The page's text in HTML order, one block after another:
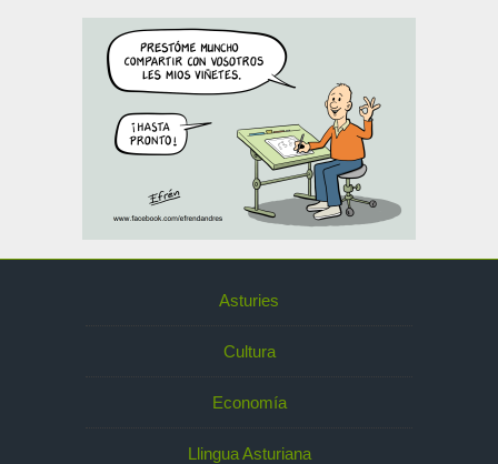
Asturies
Cultura
Economía
Llingua Asturiana